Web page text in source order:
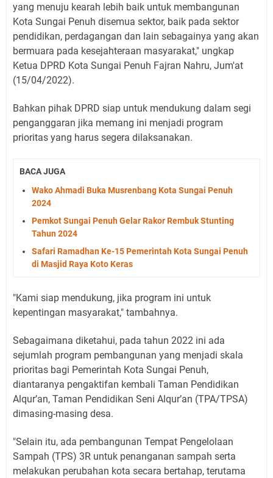
yang menuju kearah lebih baik untuk membangunan
Kota Sungai Penuh disemua sektor, baik pada sektor
pendidikan, perdagangan dan lain sebagainya yang akan
bermuara pada kesejahteraan masyarakat," ungkap
Ketua DPRD Kota Sungai Penuh Fajran Nahru, Jum'at
(15/04/2022).
Bahkan pihak DPRD siap untuk mendukung dalam segi
penganggaran jika memang ini menjadi program
prioritas yang harus segera dilaksanakan.
BACA JUGA
Wako Ahmadi Buka Musrenbang Kota Sungai Penuh
2024
Pemkot Sungai Penuh Gelar Rakor Rembuk Stunting
Tahun 2024
Safari Ramadhan Ke-15 Pemerintah Kota Sungai Penuh
di Masjid Raya Koto Keras
"Kami siap mendukung, jika program ini untuk
kepentingan masyarakat," tambahnya.
Sebagaimana diketahui, pada tahun 2022 ini ada
sejumlah program pembangunan yang menjadi skala
prioritas bagi Pemerintah Kota Sungai Penuh,
diantaranya pengaktifan kembali Taman Pendidikan
Alqur’an, Taman Pendidikan Seni Alqur’an (TPA/TPSA)
dimasing-masing desa.
"Selain itu, ada pembangunan Tempat Pengelolaan
Sampah (TPS) 3R untuk penanganan sampah serta
melakukan perubahan kota secara bertahap, terutama